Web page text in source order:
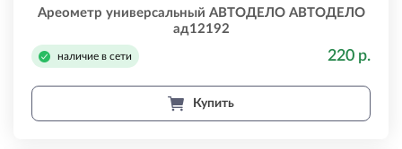
Ареометр универсальный АВТОДЕЛО АВТОДЕЛО
ад12192
наличие в сети 220 р.
Купить